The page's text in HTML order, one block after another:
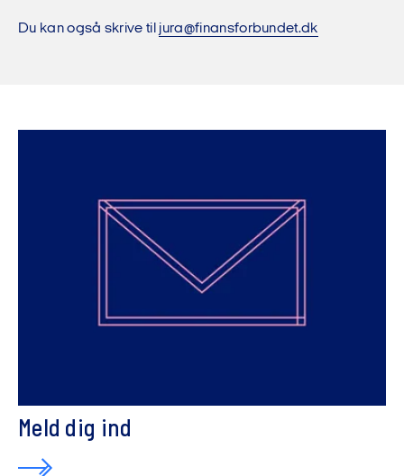
Du kan også skrive til jura@finansforbundet.dk
Meld dig ind